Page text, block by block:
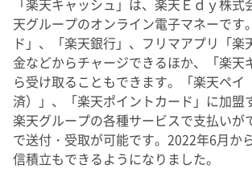
天グループのオンライン電子マネーです
ド」、「楽天銀行」、フリマアプリ「楽
金などからチャージできるほか、「楽天
ら受け取ることもできます。「楽天ペイ
済）」、「楽天ポイントカード」に加盟
楽天グループの各種サービスで支払いが
で送付・受取が可能です。2022年6月か
信積立もできるようになりました。